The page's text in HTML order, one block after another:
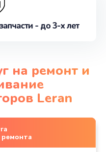
- до 3-х лет
на ремонт и
Leran